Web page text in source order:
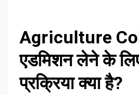
Agriculture
एडमिशन लेने के
प्रक्रिया क्या है?